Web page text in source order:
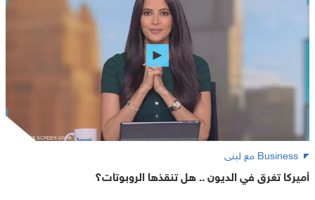
Business مع لبنى
أميركا تغرق في الديون .. هل تنقذها الروبوتات؟